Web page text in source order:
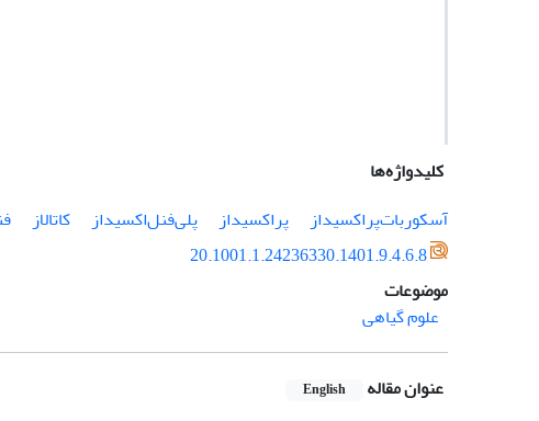
کلیدواژه‌ها
آسکوربات‌پراکسیداز
پراکسیداز پلی‌فنل‌اکسیداز کاتالاز
20.1001.1.24236330.1401.9.4.6.8
موضوعات
علوم گیاهی
عنوان مقاله English